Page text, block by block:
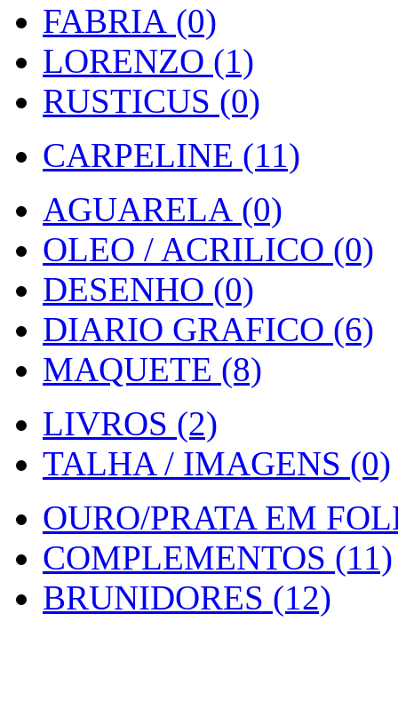
FABRIA (0)
LORENZO (1)
RUSTICUS (0)
CARPELINE (11)
AGUARELA (0)
OLEO / ACRILICO (0)
DESENHO (0)
DIARIO GRAFICO (6)
MAQUETE (8)
LIVROS (2)
TALHA / IMAGENS (0)
OURO/PRATA EM
COMPLEMENTOS (11)
BRUNIDORES (12)